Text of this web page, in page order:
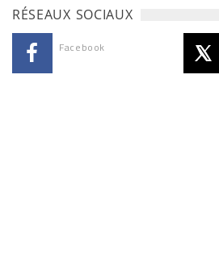
RÉSEAUX SOCIAUX
Facebook